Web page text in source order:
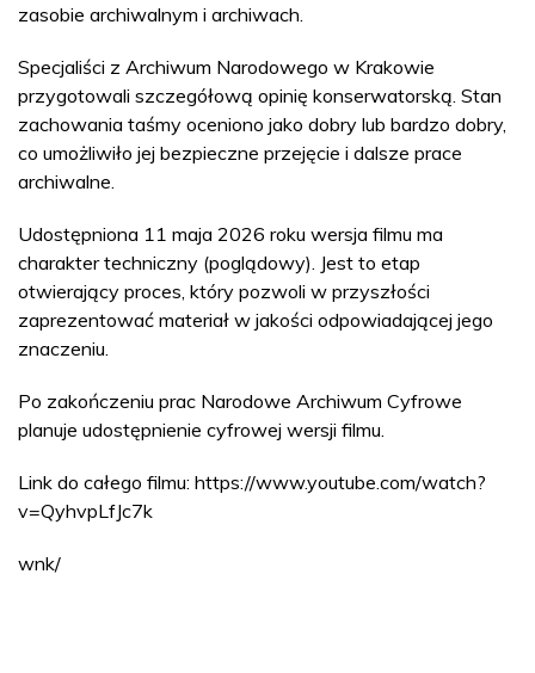
zasobie archiwalnym i archiwach.
Specjaliści z Archiwum Narodowego w Krakowie
przygotowali szczegółową opinię konserwatorską. Stan
zachowania taśmy oceniono jako dobry lub bardzo dobry,
co umożliwiło jej bezpieczne przejęcie i dalsze prace
archiwalne.
Udostępniona 11 maja 2026 roku wersja filmu ma
charakter techniczny (poglądowy). Jest to etap
otwierający proces, który pozwoli w przyszłości
zaprezentować materiał w jakości odpowiadającej jego
znaczeniu.
Po zakończeniu prac Narodowe Archiwum Cyfrowe
planuje udostępnienie cyfrowej wersji filmu.
Link do całego filmu: https://www.youtube.com/watch?
v=QyhvpLfJc7k
wnk/